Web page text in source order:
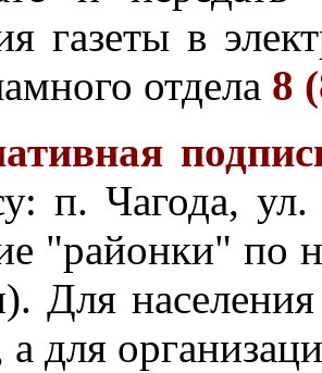
газеты в
отдела 8
п. Чагода,
"районки" по
Для
а для